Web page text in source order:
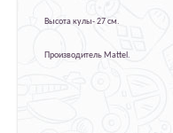
Высота кулы- 27 см.
Производитель Mattel.